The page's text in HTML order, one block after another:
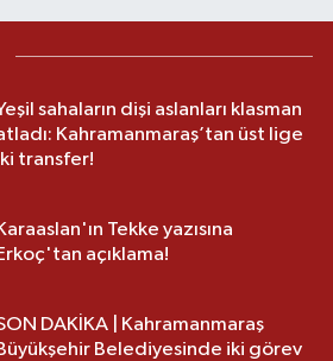
sahaların dişi aslanları klasman
Kahramanmaraş’tan üst lige
transfer!
Tekke yazısına
açıklama!
DAKİKA | Kahramanmaraş
Belediyesinde iki görev